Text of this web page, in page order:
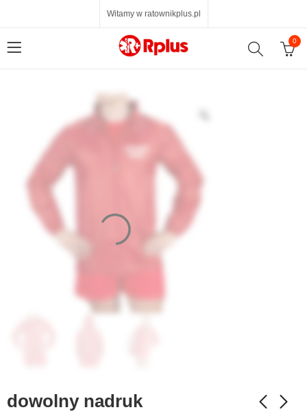
Witamy w ratownikplus.pl
0
dowolny nadruk